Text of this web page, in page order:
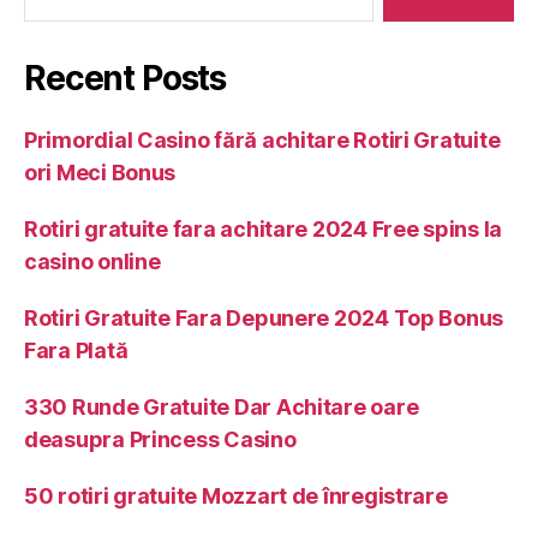
Recent Posts
Primordial Casino fără achitare Rotiri Gratuite
ori Meci Bonus
Rotiri gratuite fara achitare 2024 Free spins la
casino online
Rotiri Gratuite Fara Depunere 2024 Top Bonus
Fara Plată
330 Runde Gratuite Dar Achitare oare
deasupra Princess Casino
50 rotiri gratuite Mozzart de înregistrare